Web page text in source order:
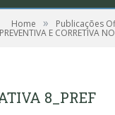
Home » Publicações
E CORRETIVA
8_PREF